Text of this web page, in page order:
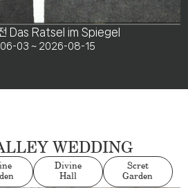
Das Ratsel im Spiegel
03 ~ 2026-08-15
WEDDING
Divine
Hall
Scret
Garden